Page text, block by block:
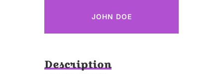
JOHN DOE
Description